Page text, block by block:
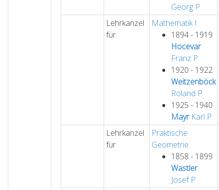
Georg P
Lehrkanzel
für
Mathematik I
1894 - 1919
Hocevar
Franz P
1920 - 1922
Weitzenböck
Roland P
1925 - 1940
MayrKarl P
Lehrkanzel
für
Praktische
Geometrie
1858 - 1899
Wastler
Josef P